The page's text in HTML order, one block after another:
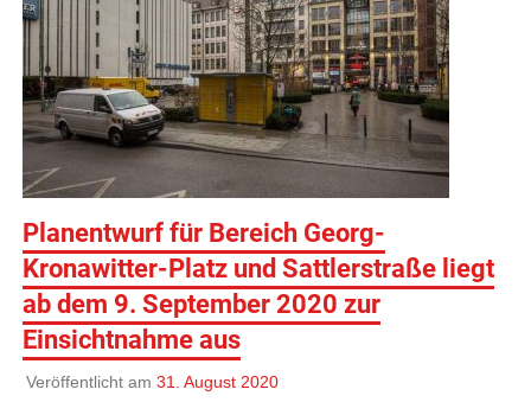
Planentwurf für Bereich Georg-
Kronawitter-Platz und Sattlerstraße liegt
ab dem 9. September 2020 zur
Einsichtnahme aus
Veröffentlicht am 31. August 2020